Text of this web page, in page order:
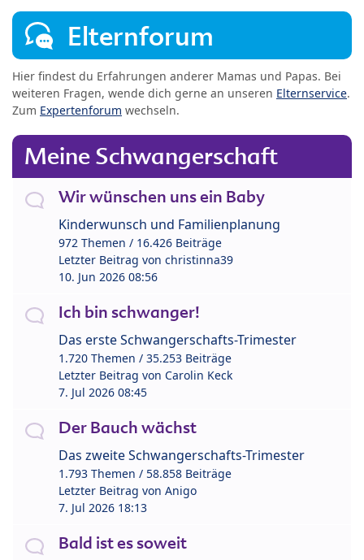
Elternforum
Hier findest du Erfahrungen anderer Mamas und Papas. Bei
weiteren Fragen, wende dich gerne an unseren Elternservice.
Zum Expertenforum wechseln.
Meine Schwangerschaft
Wir wünschen uns ein Baby
Kinderwunsch und Familienplanung
972 Themen / 16.426 Beiträge
Letzter Beitrag von christinna39
10. Jun 2026 08:56
Ich bin schwanger!
Das erste Schwangerschafts-Trimester
1.720 Themen / 35.253 Beiträge
Letzter Beitrag von Carolin Keck
7. Jul 2026 08:45
Der Bauch wächst
Das zweite Schwangerschafts-Trimester
1.793 Themen / 58.858 Beiträge
Letzter Beitrag von Anigo
7. Jul 2026 18:13
Bald ist es soweit